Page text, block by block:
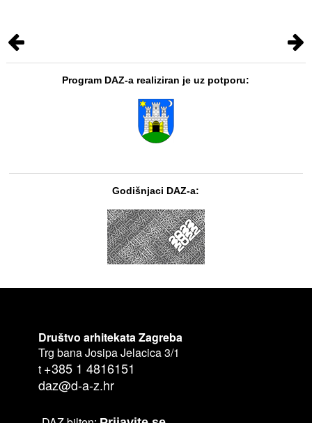
Program DAZ-a realiziran je uz potporu:
Godišnjaci DAZ-a:
Društvo arhitekata Zagreba
Trg bana Josipa Jelacica 3/1
t +385 1 4816151
daz@d-a-z.hr